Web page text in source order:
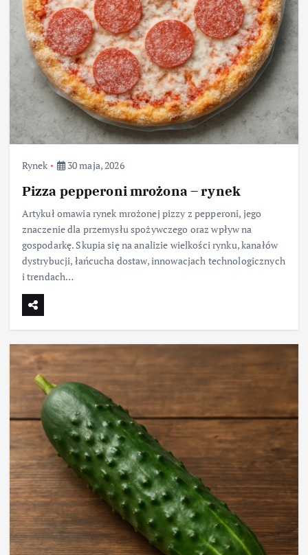
Rynek 30 maja, 2026
Pizza pepperoni mrożona – rynek
Artykuł omawia rynek mrożonej pizzy z pepperoni, jego
znaczenie dla przemysłu spożywczego oraz wpływ na
gospodarkę. Skupia się na analizie wielkości rynku, kanałów
dystrybucji, łańcucha dostaw, innowacjach technologicznych
i trendach…